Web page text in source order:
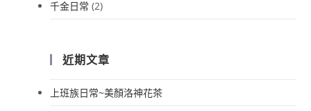
千金日常 (2)
近期文章
上班族日常~美顏洛神花茶